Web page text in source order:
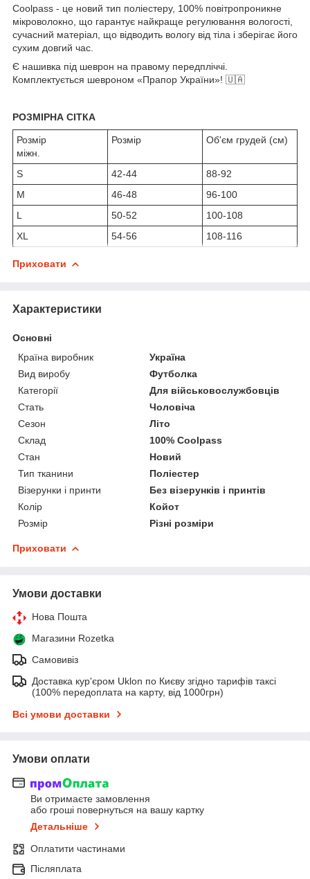
Coolpass - це новий тип поліестеру, 100% повітропроникне
мікроволокно, що гарантує найкраще регулювання вологості,
сучасний матеріал, що відводить вологу від тіла і зберігає його
сухим довгий час.
Є нашивка під шеврон на правому передпліччі.
Комплектується шевроном «Прапор України»! 🇺🇦
РОЗМІРНА СІТКА
Розмір
міжн.
Розмір Об'єм грудей (см)
S 42-44
88-92
M
46-48
96-100
L
50-52
100-108
XL
54-56 108-116
Приховати
Характеристики
Основні
Країна виробник
Україна
Вид виробу
Футболка
Категорії
Для військовослужбовців
Стать
Чоловіча
Сезон
Літо
Склад
100% Coolpass
Стан
Новий
Тип тканини
Поліестер
Візерунки і принти
Без візерунків і принтів
Колір
Койот
Розмір
Різні розміри
Приховати
Умови доставки
Нова Пошта
Магазини Rozetka
Самовивіз
Доставка кур'єром Uklon по Києву згідно тарифів таксі
(100% передоплата на карту, від 1000грн)
Всі умови доставки
Умови оплати
Ви отримаєте замовлення
або гроші повернуться на вашу картку
Детальніше
Оплатити частинами
Післяплата